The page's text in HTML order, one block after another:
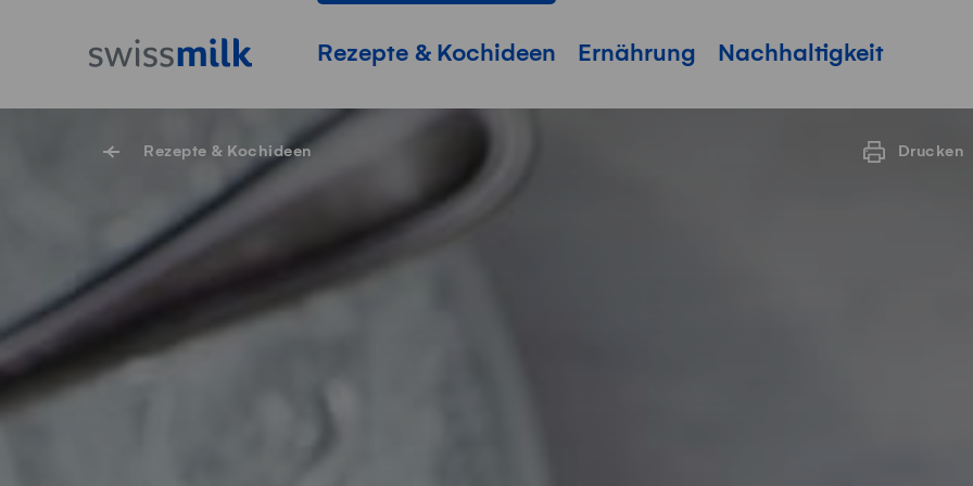
StartseiteHauptnavigation
Rezepte & Kochideen Ernährung Nachhaltigkeit
Rezepte & Kochideen Drucken